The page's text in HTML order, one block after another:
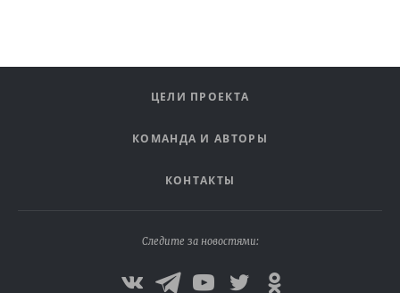
ЦЕЛИ ПРОЕКТА
КОМАНДА И АВТОРЫ
КОНТАКТЫ
Следите за новостями: